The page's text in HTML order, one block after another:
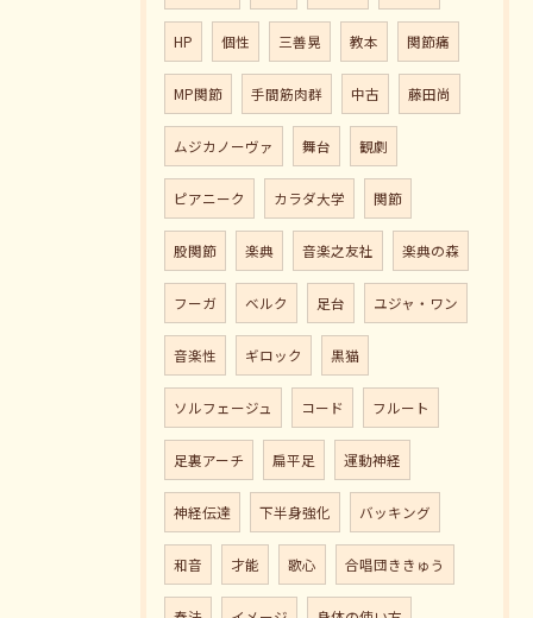
HP 個性 三善晃 教本 関節痛
MP関節 手間筋肉群 中古 藤田尚
ムジカノーヴァ 舞台 観劇
ピアニーク カラダ大学 関節
股関節 楽典 音楽之友社 楽典の森
フーガ ベルク 足台 ユジャ・ワン
音楽性 ギロック 黒猫
ソルフェージュ コード フルート
足裏アーチ 扁平足 運動神経
神経伝達 下半身強化 バッキング
和音 才能 歌心 合唱団ききゅう